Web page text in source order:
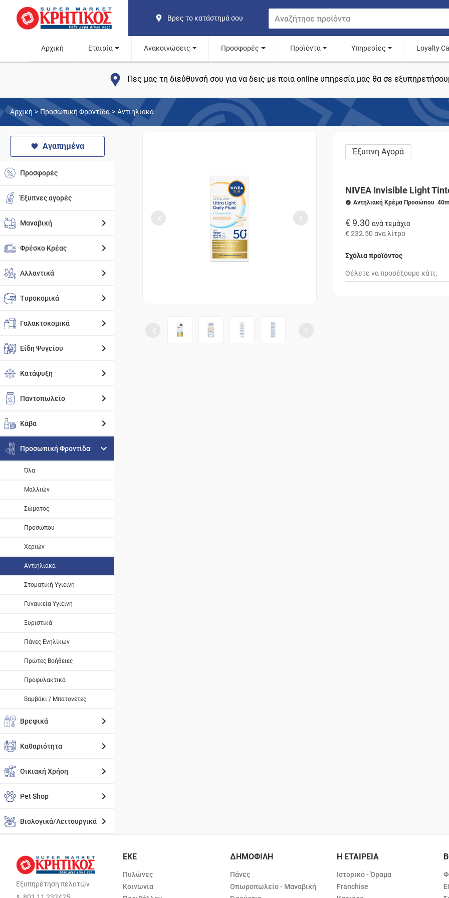
Βρες το κατάστημά σου
Αρχική Εταιρία Ανακοινώσεις Προσφορές Προϊόντα Υπηρεσίες Loyalty
Πες μας τη διεύθυνσή σου για να δεις με ποια online υπηρεσία μας θα σε
Αρχική > Προσωπική Φροντίδα > Αντιηλιακά
Αγαπημένα
Προσφορές
Έξυπνες αγορές
Μαναβική
Φρέσκο Κρέας
Αλλαντικά
Τυροκομικά
Γαλακτοκομικά
Είδη Ψυγείου
Κατάψυξη
Παντοπωλείο
Κάβα
Προσωπική Φροντίδα
Όλα
Μαλλιών
Σώματος
Προσώπου
Χεριών
Αντιηλιακά
Στοματική Υγιεινή
Γυναικεία Υγιεινή
Ξυριστικά
Πάνες Ενηλίκων
Πρώτες Βοήθειες
Προφυλακτικά
Βαμβάκι / Μπατονέτες
Βρεφικά
Καθαριότητα
Οικιακή Χρήση
Pet Shop
Βιολογικά/Λειτουργικά
Έξυπνη Αγορά
NIVEA Invisible Light
Αντηλιακή Κρέμα Προσώπου 40ml
€ 9.30 ανά τεμάχιο
€ 232.50 ανά λίτρο
Σχόλια προϊόντος
Εξυπηρέτηση πελατών
ΕΚΕ
Πυλώνες
Κοινωνία
ΔΗΜΟΦΙΛΗ
Πάνες
Οπωροπωλείο - Μαναβική
Η ΕΤΑΙΡΕΙΑ
Ιστορικό - Όραμα
Franchise